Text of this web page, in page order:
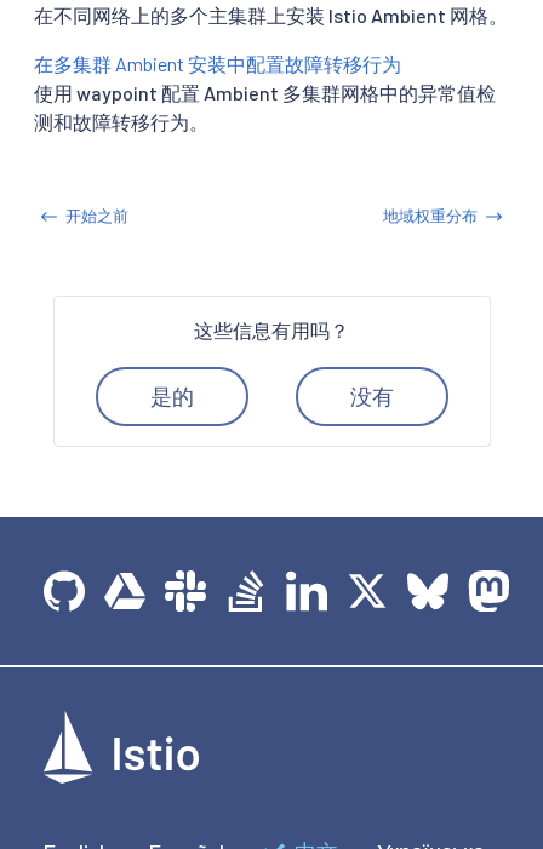
在不同网络上的多个主集群上安装 Istio Ambient 网格。
在多集群 Ambient 安装中配置故障转移行为
使用 waypoint 配置 Ambient 多集群网格中的异常值检
测和故障转移行为。
开始之前 地域权重分布
这些信息有用吗？
是的 没有